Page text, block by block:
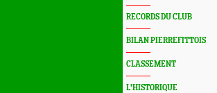
RECORDS DU CLUB
BILAN PIERREFITTOIS
CLASSEMENT
L'HISTORIQUE